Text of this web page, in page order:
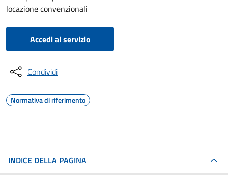
locazione convenzionali
Accedi al servizio
Condividi
Normativa di riferimento
INDICE DELLA PAGINA